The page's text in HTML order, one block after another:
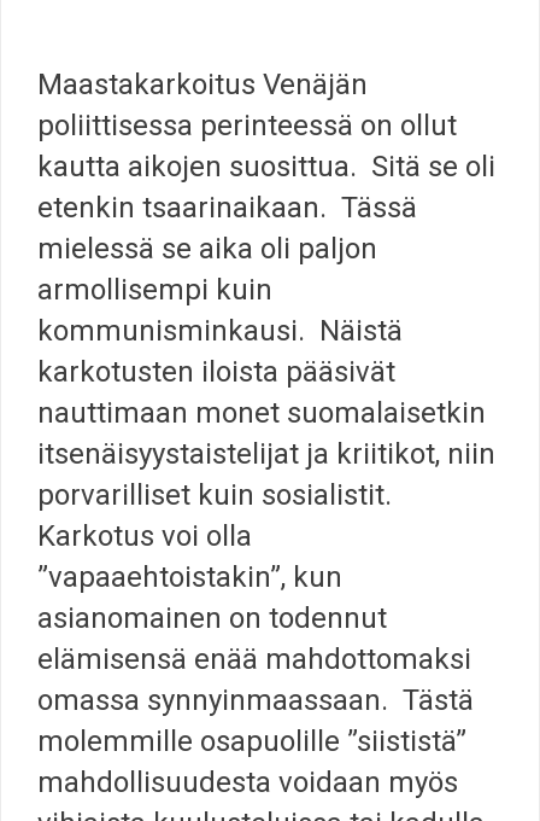
Maastakarkoitus Venäjän
poliittisessa perinteessä on ollut
kautta aikojen suosittua. Sitä se oli
etenkin tsaarinaikaan. Tässä
mielessä se aika oli paljon
armollisempi kuin
kommunisminkausi. Näistä
karkotusten iloista pääsivät
nauttimaan monet suomalaisetkin
itsenäisyystaistelijat ja kriitikot, niin
porvarilliset kuin sosialistit.
Karkotus voi olla
”vapaaehtoistakin”, kun
asianomainen on todennut
elämisensä enää mahdottomaksi
omassa synnyinmaassaan. Tästä
molemmille osapuolille ”siististä”
mahdollisuudesta voidaan myös